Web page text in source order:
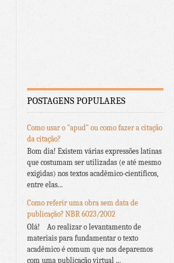
POSTAGENS POPULARES
Como usar o "apud" ou como fazer a citação
da citação?
Bom dia! Existem várias expressões latinas
que costumam ser utilizadas (e até mesmo
exigidas) nos textos acadêmico-científicos,
entre elas...
Como referir uma obra sem data de
publicação? NBR 6023/2002
Olá! Ao realizar o levantamento de
materiais para fundamentar o texto
acadêmico é comum que nos deparemos
com uma publicação virtual ...